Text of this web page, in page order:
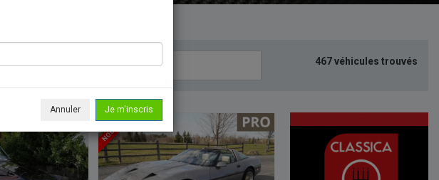
467 véhicules trouvés
NOUVEAU
Annuler Je m'inscris